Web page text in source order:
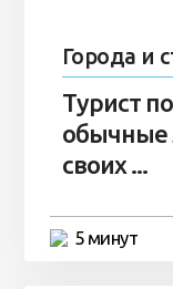
Города и
Турист
обычные
своих ...
5 минут